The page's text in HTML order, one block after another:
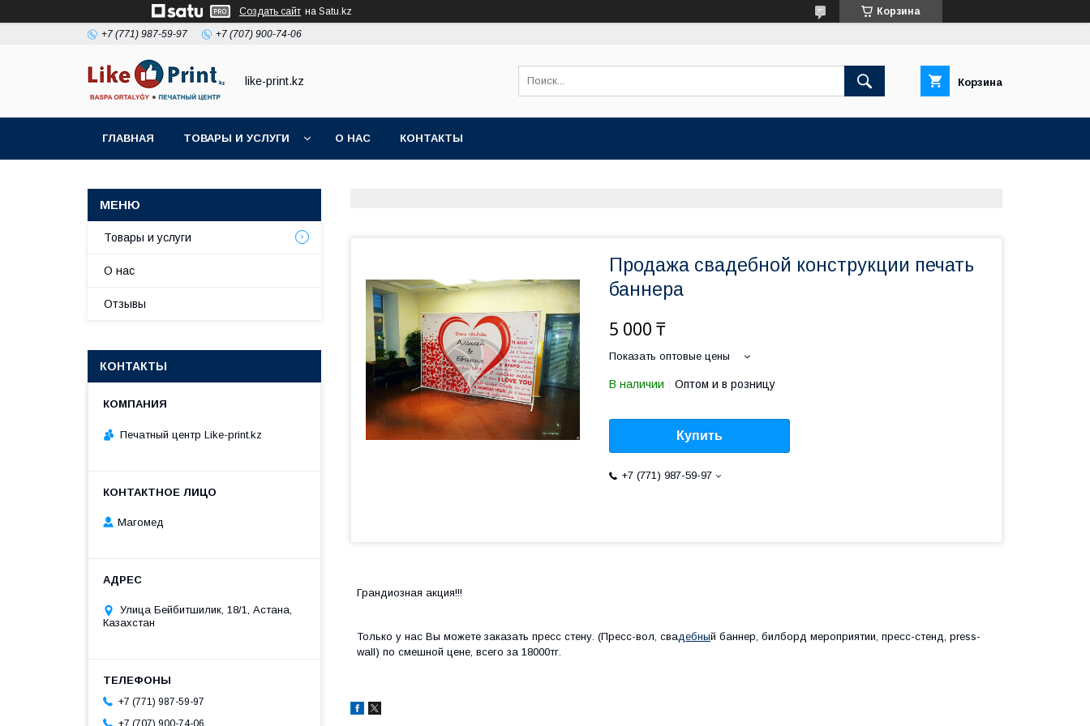
Создать сайт на Satu.kz Корзина
+7 (771) 987-59-97 +7 (707) 900-74-06
like-print.kz Корзина
ГЛАВНАЯ ТОВАРЫ И УСЛУГИ О НАС КОНТАКТЫ
Продажа свадебной конструкции печать
баннера
5 000 ₸
Показать оптовые цены
В наличии Оптом и в розницу
Купить
+7 (771) 987-59-97
Грандиозная акция!!!
Только у нас Вы можете заказать пресс стену. (Пресс-вол, свадебный баннер, билборд мероприятии, пресс-стенд, press-
wall) по смешной цене, всего за 18000тг.
Товары и услуги
О нас
Отзывы
КОНТАКТЫ
Печатный центр Like-print.kz
Магомед
Улица Бейбитшилик, 18/1, Астана,
Казахстан
+7 (771) 987-59-97